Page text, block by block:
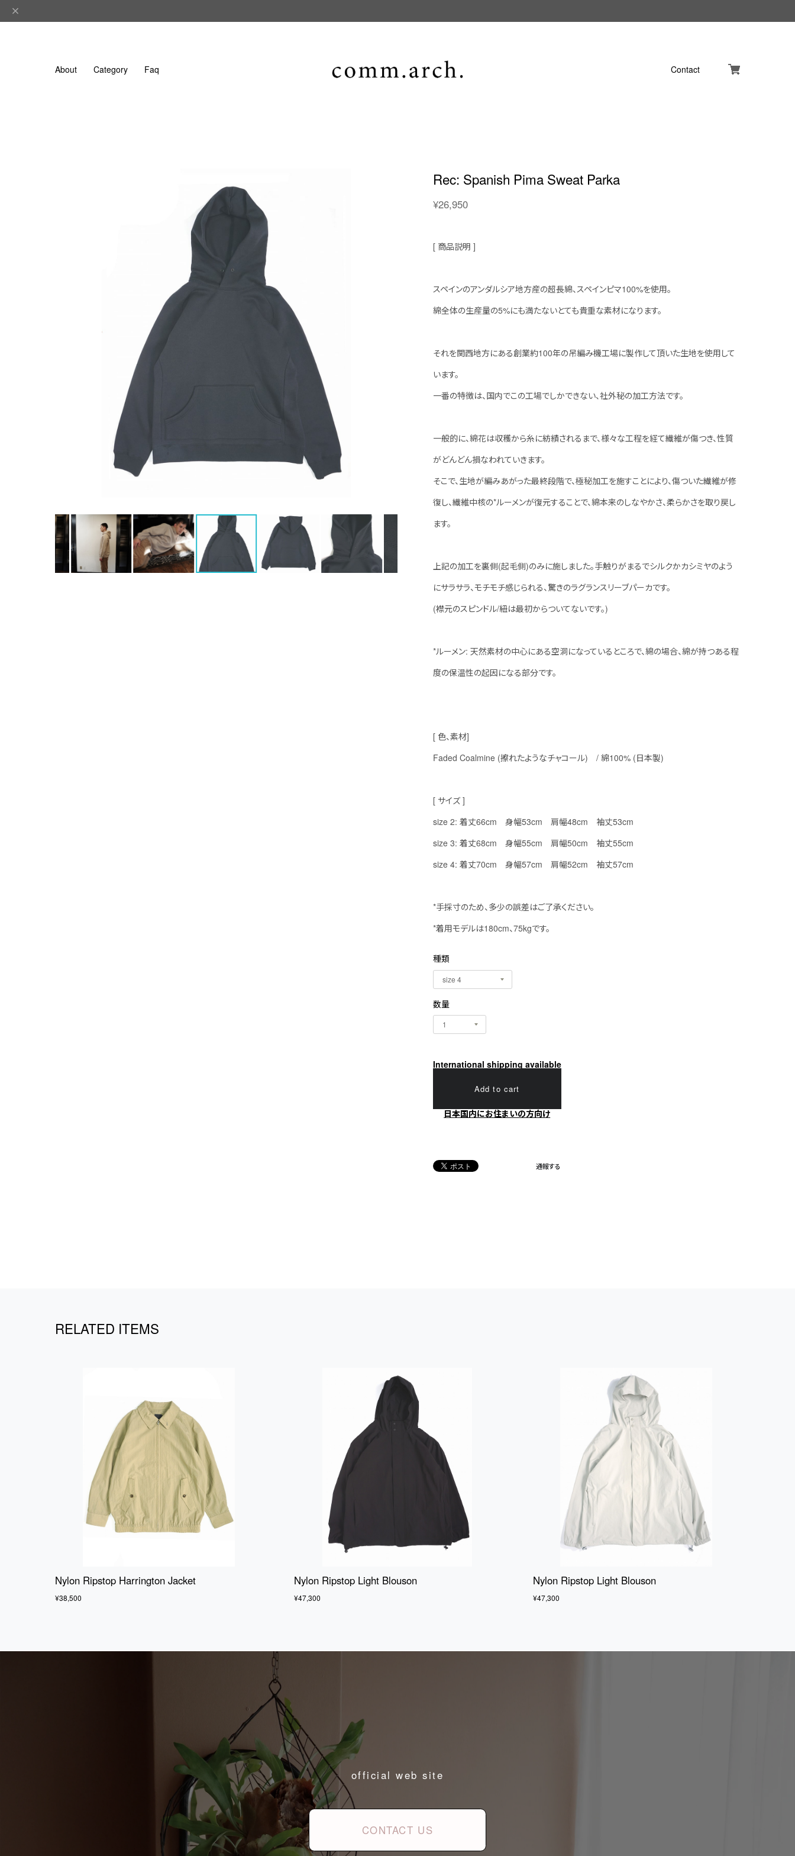
About Category Faq Contact
Rec: Spanish Pima Sweat Parka
¥26,950
[ 商品説明 ]
スペインのアンダルシア地方産の超長綿、スペインピマ100%を使用。
綿全体の生産量の5%にも満たないとても貴重な素材になります。
それを関西地方にある創業約100年の吊編み機工場に製作して頂いた生地を使用して
います。
一番の特徴は、国内でこの工場でしかできない、社外秘の加工方法です。
一般的に、綿花は収穫から糸に紡績されるまで、様々な工程を経て繊維が傷つき、性質
がどんどん損なわれていきます。
そこで、生地が編みあがった最終段階で、極秘加工を施すことにより、傷ついた繊維が修
復し、繊維中核の*ルーメンが復元することで、綿本来のしなやかさ、柔らかさを取り戻し
ます。
上記の加工を裏側(起毛側)のみに施しました。手触りがまるでシルクかカシミヤのよう
にサラサラ、モチモチ感じられる、驚きのラグランスリーブパーカです。
(襟元のスピンドル/紐は最初からついてないです。)
*ルーメン: 天然素材の中心にある空洞になっているところで、綿の場合、綿が持つある程
度の保温性の起因になる部分です。
[ 色、素材]
Faded Coalmine (擦れたようなチャコール) / 綿100% (日本製)
[ サイズ ]
size 2: 着丈66cm 身幅53cm 肩幅48cm 袖丈53cm
size 3: 着丈68cm 身幅55cm 肩幅50cm 袖丈55cm
size 4: 着丈70cm 身幅57cm 肩幅52cm 袖丈57cm
*手採寸のため、多少の誤差はご了承ください。
*着用モデルは180cm、75kgです。
種類
数量
International shipping available
Add to cart
日本国内にお住まいの方向け
通報する
RELATED ITEMS
Nylon Ripstop Harrington Jacket
¥38,500
Nylon Ripstop Light Blouson
¥47,300
Nylon Ripstop Light Blouson
¥47,300
official web site
CONTACT US